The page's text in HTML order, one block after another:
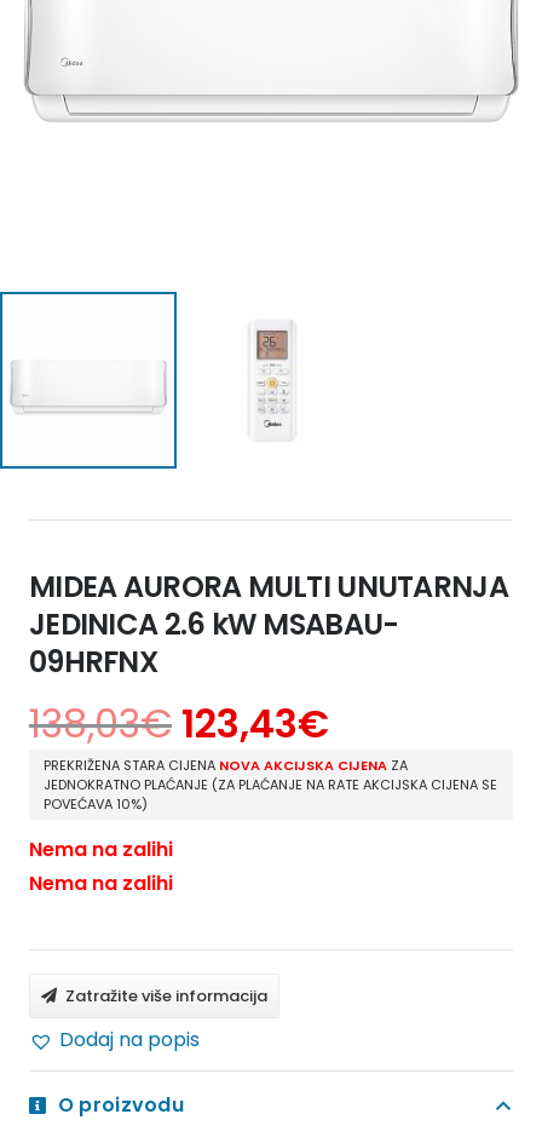
MIDEA AURORA MULTI UNUTARNJA
JEDINICA 2.6 kW MSABAU-
09HRFNX
138,03€ 123,43€
PREKRIŽENA STARA CIJENA NOVA AKCIJSKA CIJENA ZA
JEDNOKRATNO PLAĆANJE (ZA PLAĆANJE NA RATE AKCIJSKA CIJENA SE
POVEĆAVA 10%)
Nema na zalihi
Nema na zalihi
Zatražite više informacija
Dodaj na popis
O proizvodu